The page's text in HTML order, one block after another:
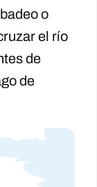
o
el río
de
de